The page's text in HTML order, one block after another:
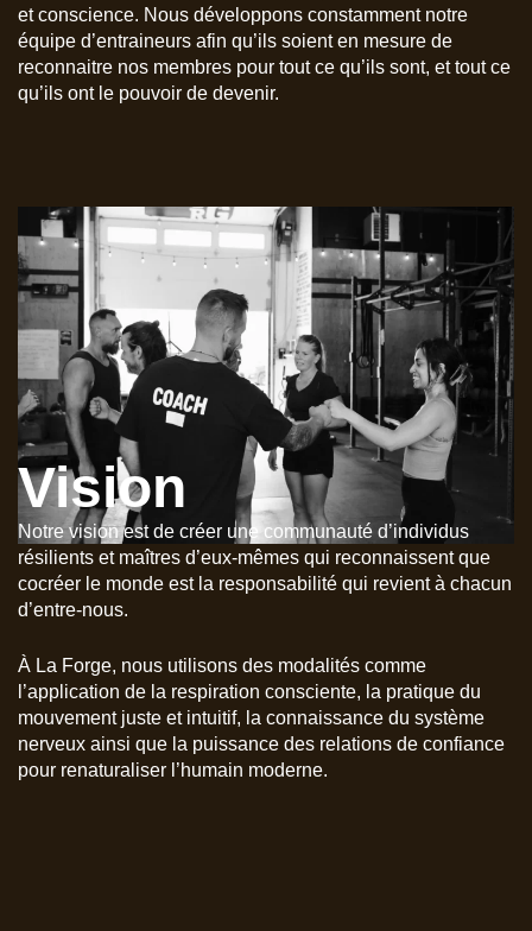
et conscience. Nous développons constamment notre
équipe d’entraineurs afin qu’ils soient en mesure de
reconnaitre nos membres pour tout ce qu’ils sont, et tout ce
qu’ils ont le pouvoir de devenir.
Vision
Notre vision est de créer une communauté d’individus
résilients et maîtres d’eux-mêmes qui reconnaissent que
cocréer le monde est la responsabilité qui revient à chacun
d’entre-nous.
À La Forge, nous utilisons des modalités comme
l’application de la respiration consciente, la pratique du
mouvement juste et intuitif, la connaissance du système
nerveux ainsi que la puissance des relations de confiance
pour renaturaliser l’humain moderne.